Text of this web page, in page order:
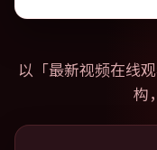
以「最新视频在线
构